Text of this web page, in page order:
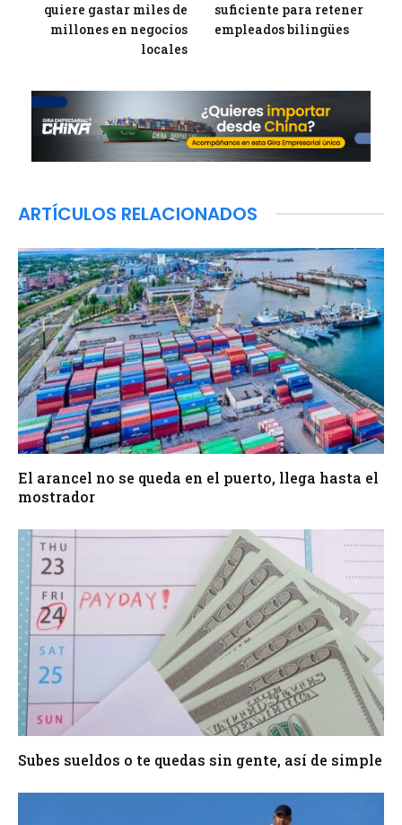
quiere gastar miles de
millones en negocios
locales
suficiente para retener
empleados bilingües
ARTÍCULOS RELACIONADOS
El arancel no se queda en el puerto, llega hasta el
mostrador
Subes sueldos o te quedas sin gente, así de simple